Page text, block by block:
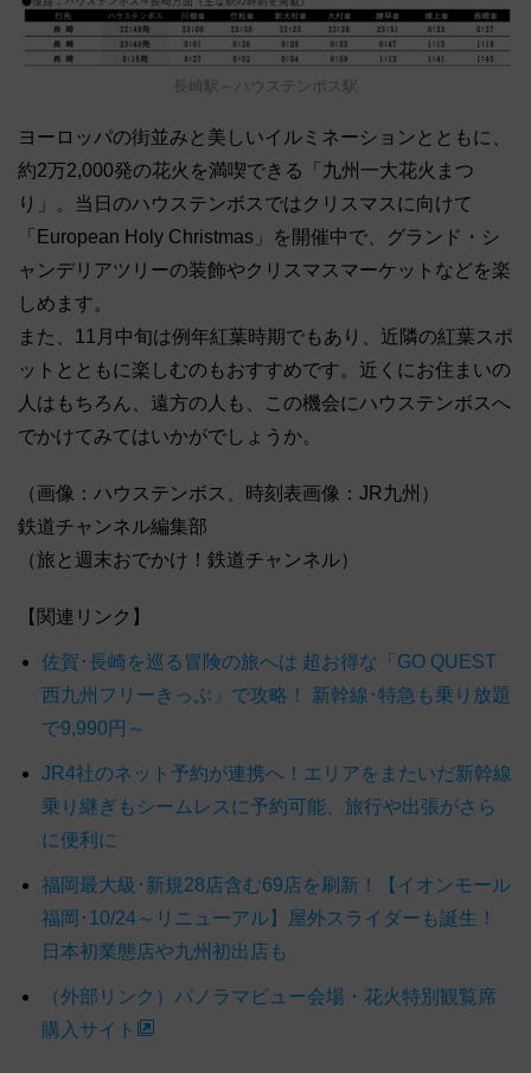
長崎駅～ハウステンボス駅
ヨーロッパの街並みと美しいイルミネーションとともに、
約2万2,000発の花火を満喫できる「九州一大花火まつ
り」。当日のハウステンボスではクリスマスに向けて
「European Holy Christmas」を開催中で、グランド・シ
ャンデリアツリーの装飾やクリスマスマーケットなどを楽
しめます。
また、11月中旬は例年紅葉時期でもあり、近隣の紅葉スポ
ットとともに楽しむのもおすすめです。近くにお住まいの
人はもちろん、遠方の人も、この機会にハウステンボスへ
でかけてみてはいかがでしょうか。
（画像：ハウステンボス、時刻表画像：JR九州）
鉄道チャンネル編集部
（旅と週末おでかけ！鉄道チャンネル）
【関連リンク】
佐賀･長崎を巡る冒険の旅へは 超お得な「GO QUEST
西九州フリーきっぷ」で攻略！ 新幹線･特急も乗り放題
で9,990円～
JR4社のネット予約が連携へ！エリアをまたいだ新幹線
乗り継ぎもシームレスに予約可能、旅行や出張がさら
に便利に
福岡最大級･新規28店含む69店を刷新！【イオンモール
福岡･10/24～リニューアル】屋外スライダーも誕生！
日本初業態店や九州初出店も
（外部リンク）パノラマビュー会場・花火特別観覧席
購入サイト